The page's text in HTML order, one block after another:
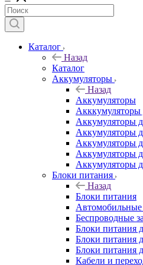
Каталог
Назад
Каталог
Аккумуляторы
Назад
Аккумуляторы
Акккумуляторы
Аккумуляторы
Аккумуляторы
Аккумуляторы
Аккумуляторы
Аккумуляторы
Блоки питания
Назад
Блоки питания
Автомобильные
Беспроводные
Блоки питания
Блоки питания
Блоки питания
Кабели и